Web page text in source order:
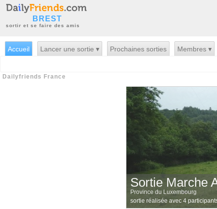
BREST
sortir et se faire des amis
Accueil Lancer une sortie ▾ Prochaines sorties Membres ▾
Dailyfriends France
Sortie Marche
Province du Luxembourg
sortie réalisée avec 4